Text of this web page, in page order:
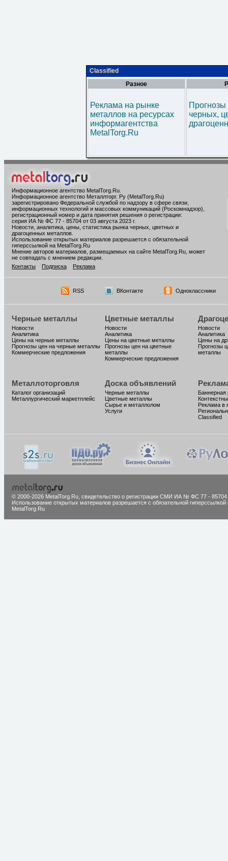
Classified
Разное
Реклама на рынке
металлов на ресурсах
информагентства
MetalTorg.Ru
черных,
Информационное агентство MetalTorg.Ru
Информационное агентство Металлторг. Ру (MetalTorg.Ru)
зарегистрировано Федеральной службой по надзору в сфере связи,
информационных технологий и массовых коммуникаций (Роскомнадзор),
регистрационный номер и дата принятия решения о регистрации:
серия ИА № ФС 77 - 85704 от 03 августа 2023 г.
Новости, аналитика, цены, статистика рынка черных, цветных и
драгоценных металлов.
Использование открытых материалов разрешается с обязательной
гиперссылкой на MetalTorg.Ru
Мнение авторов материалов, размещаемых на сайте MetalTorg.Ru, может
не совпадать с мнением редакции.
Контакты
Подписка Реклама
RSS ВКонтакте Одноклассники
Черные металлы
Новости
Аналитика
Цены на черные металлы
Прогнозы цен на черные металлы
Коммерческие предложения
Цветные металлы
Новости
Аналитика
Цены на цветные металлы
Прогнозы цен на цветные
металлы
Коммерческие предложения
Новости
Аналитика
Цены на
Прогнозы
металлы
Металлоторговля
Каталог организаций
Металлургический маркетплейс
Доска объявлений
Черные металлы
Цветные металлы
Сырье и металлолом
Услуги
Баннерная
Реклама в
Classified
© 2000-2026 MetalTorg.Ru, cвидетельство о регистрации СМИ ИА № ФС 77 - 85704
Использование открытых материалов разрешается с обязательной гиперссылкой
MetalTorg.Ru